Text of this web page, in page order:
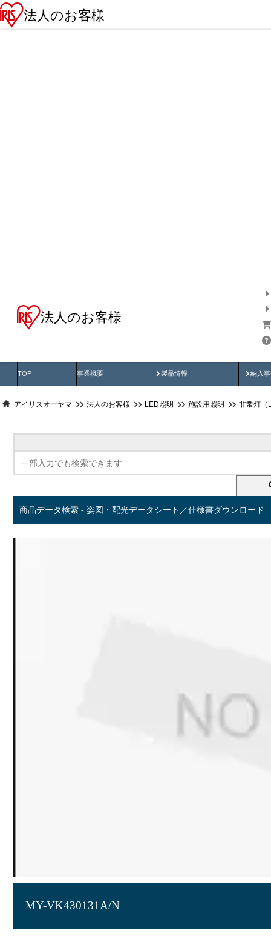
法人のお客様
法人のお客様
TOP 事業概要 製品情報
製品動画 納入
納
アイリスオーヤマ 法人のお客様 LED照明 施設用照明 非常灯（
商品データ検索 - 姿図・配光データシート／仕様書ダウンロード
MY-VK430131A/N